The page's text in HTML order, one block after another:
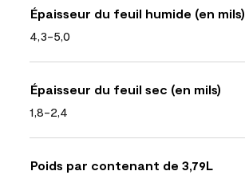
Épaisseur du feuil humide (en mils)
4,3-5,0
Épaisseur du feuil sec (en mils)
1,8-2,4
Poids par contenant de 3,79L